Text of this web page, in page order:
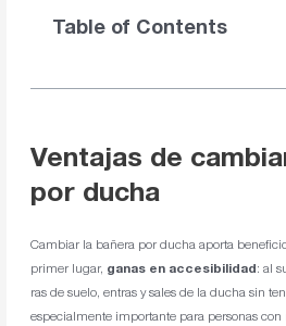
Table of Contents
Ventajas de
por ducha
Cambiar la bañera por ducha aporta
primer lugar, ganas en accesibilidad: al
ras de suelo, entras y sales de la ducha sin
especialmente importante para personas